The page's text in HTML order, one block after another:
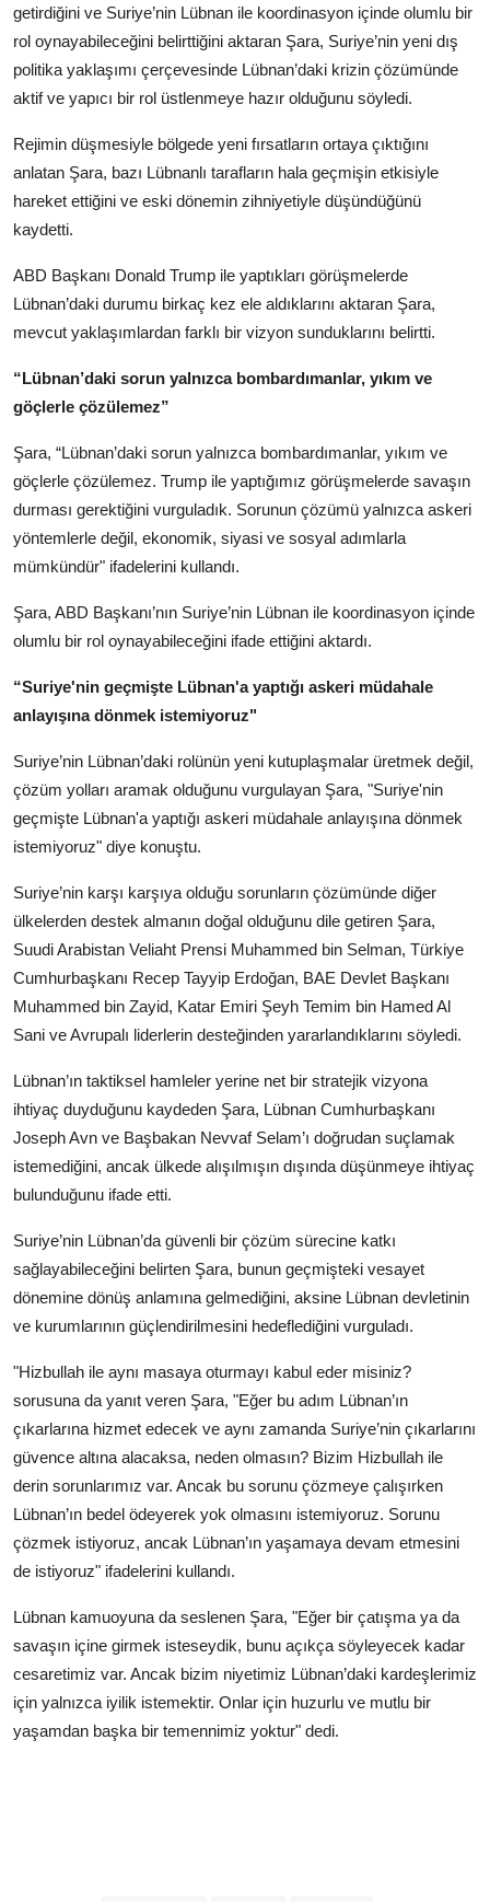
getirdiğini ve Suriye’nin Lübnan ile koordinasyon içinde olumlu bir
rol oynayabileceğini belirttiğini aktaran Şara, Suriye’nin yeni dış
politika yaklaşımı çerçevesinde Lübnan’daki krizin çözümünde
aktif ve yapıcı bir rol üstlenmeye hazır olduğunu söyledi.
Rejimin düşmesiyle bölgede yeni fırsatların ortaya çıktığını
anlatan Şara, bazı Lübnanlı tarafların hala geçmişin etkisiyle
hareket ettiğini ve eski dönemin zihniyetiyle düşündüğünü
kaydetti.
ABD Başkanı Donald Trump ile yaptıkları görüşmelerde
Lübnan’daki durumu birkaç kez ele aldıklarını aktaran Şara,
mevcut yaklaşımlardan farklı bir vizyon sunduklarını belirtti.
“Lübnan’daki sorun yalnızca bombardımanlar, yıkım ve
göçlerle çözülemez”
Şara, “Lübnan’daki sorun yalnızca bombardımanlar, yıkım ve
göçlerle çözülemez. Trump ile yaptığımız görüşmelerde savaşın
durması gerektiğini vurguladık. Sorunun çözümü yalnızca askeri
yöntemlerle değil, ekonomik, siyasi ve sosyal adımlarla
mümkündür" ifadelerini kullandı.
Şara, ABD Başkanı’nın Suriye’nin Lübnan ile koordinasyon içinde
olumlu bir rol oynayabileceğini ifade ettiğini aktardı.
“Suriye'nin geçmişte Lübnan'a yaptığı askeri müdahale
anlayışına dönmek istemiyoruz"
Suriye’nin Lübnan’daki rolünün yeni kutuplaşmalar üretmek değil,
çözüm yolları aramak olduğunu vurgulayan Şara, "Suriye'nin
geçmişte Lübnan'a yaptığı askeri müdahale anlayışına dönmek
istemiyoruz" diye konuştu.
Suriye’nin karşı karşıya olduğu sorunların çözümünde diğer
ülkelerden destek almanın doğal olduğunu dile getiren Şara,
Suudi Arabistan Veliaht Prensi Muhammed bin Selman, Türkiye
Cumhurbaşkanı Recep Tayyip Erdoğan, BAE Devlet Başkanı
Muhammed bin Zayid, Katar Emiri Şeyh Temim bin Hamed Al
Sani ve Avrupalı liderlerin desteğinden yararlandıklarını söyledi.
Lübnan’ın taktiksel hamleler yerine net bir stratejik vizyona
ihtiyaç duyduğunu kaydeden Şara, Lübnan Cumhurbaşkanı
Joseph Avn ve Başbakan Nevvaf Selam’ı doğrudan suçlamak
istemediğini, ancak ülkede alışılmışın dışında düşünmeye ihtiyaç
bulunduğunu ifade etti.
Suriye’nin Lübnan’da güvenli bir çözüm sürecine katkı
sağlayabileceğini belirten Şara, bunun geçmişteki vesayet
dönemine dönüş anlamına gelmediğini, aksine Lübnan devletinin
ve kurumlarının güçlendirilmesini hedeflediğini vurguladı.
"Hizbullah ile aynı masaya oturmayı kabul eder misiniz?
sorusuna da yanıt veren Şara, "Eğer bu adım Lübnan’ın
çıkarlarına hizmet edecek ve aynı zamanda Suriye’nin çıkarlarını
güvence altına alacaksa, neden olmasın? Bizim Hizbullah ile
derin sorunlarımız var. Ancak bu sorunu çözmeye çalışırken
Lübnan’ın bedel ödeyerek yok olmasını istemiyoruz. Sorunu
çözmek istiyoruz, ancak Lübnan’ın yaşamaya devam etmesini
de istiyoruz" ifadelerini kullandı.
Lübnan kamuoyuna da seslenen Şara, "Eğer bir çatışma ya da
savaşın içine girmek isteseydik, bunu açıkça söyleyecek kadar
cesaretimiz var. Ancak bizim niyetimiz Lübnan’daki kardeşlerimiz
için yalnızca iyilik istemektir. Onlar için huzurlu ve mutlu bir
yaşamdan başka bir temennimiz yoktur" dedi.